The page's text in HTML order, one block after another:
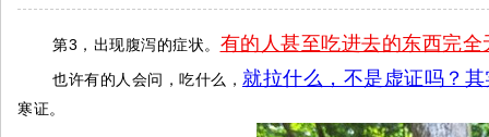
第3，出现腹泻的症状。 有的人甚至吃进去的东西完
也许有的人会问，吃什么， 就拉什么，不是虚证吗？
寒证。